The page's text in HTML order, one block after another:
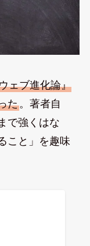
ェブ進化論』
た。著者自
で強くはな
こと」を趣味